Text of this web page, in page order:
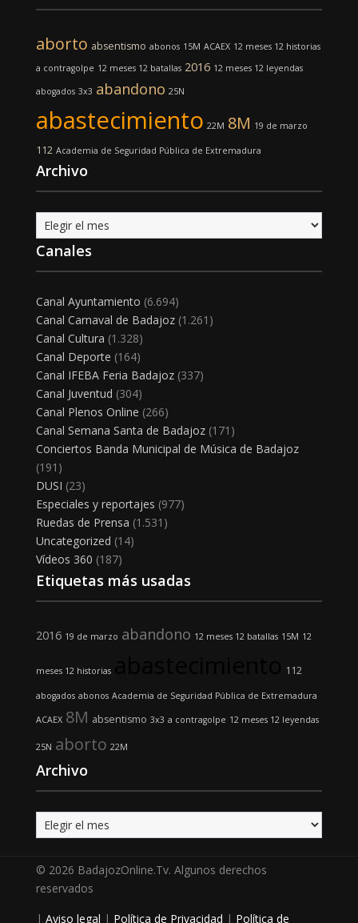
aborto absentismo abonos 15M ACAEX 12 meses 12 historias
a contragolpe 12 meses 12 batallas 2016 12 meses 12 leyendas
abogados 3x3 abandono 25N
abastecimiento 22M 8M 19 de marzo
112 Academia de Seguridad Pública de Extremadura
Archivo
Archivo
Canales
Canal Ayuntamiento (6.694)
Canal Carnaval de Badajoz(1.261)
Canal Cultura (1.328)
Canal Deporte (164)
Canal IFEBA Feria Badajoz(337)
Canal Juventud (304)
Canal Plenos Online (266)
Canal Semana Santa de Badajoz(171)
Conciertos Banda Municipal de Música de Badajoz
(191)
DUSI (23)
Especiales y reportajes (977)
Ruedas de Prensa (1.531)
Uncategorized (14)
Vídeos 360 (187)
Etiquetas más usadas
2016 19 de marzo abandono 12 meses 12 batallas 15M 12
meses 12 historias 112
abogados abonos Academia de Seguridad Pública de Extremadura
ACAEX 8M absentismo 3x3 a contragolpe 12 meses 12 leyendas
25N aborto 22M
Archivo
Archivo
© 2026 BadajozOnline.Tv. Algunos derechos
reservados
| Aviso legal | Política de Privacidad | Política de